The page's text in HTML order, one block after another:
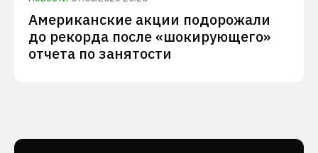
Американские акции подорожали
до рекорда после «шокирующего»
отчета по занятости